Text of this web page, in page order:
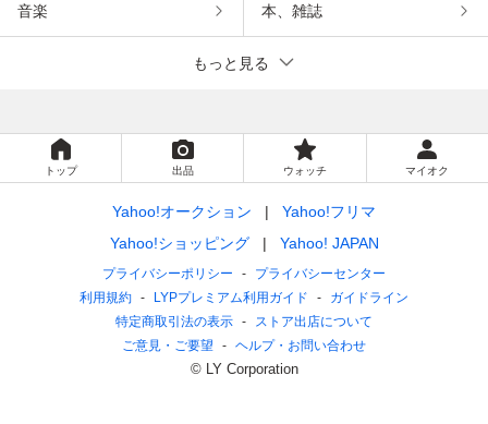
音楽 本、雑誌
もっと見る
トップ 出品 ウォッチ マイオク
Yahoo!オークション
Yahoo!フリマ
Yahoo!ショッピング
Yahoo! JAPAN
プライバシーポリシー
プライバシーセンター
利用規約
LYPプレミアム利用ガイド
ガイドライン
特定商取引法の表示
ストア出店について
ご意見・ご要望
ヘルプ・お問い合わせ
© LY Corporation